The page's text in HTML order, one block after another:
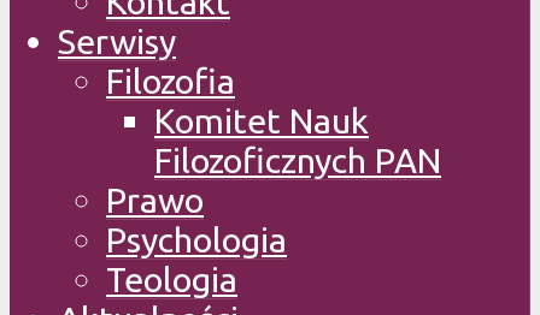
Serwisy
Filozofia
Komitet Nauk
Filozoficznych PAN
Prawo
Psychologia
Teologia